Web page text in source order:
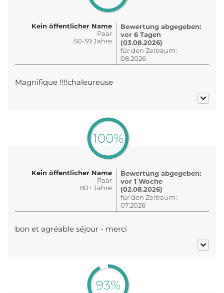
Kein öffentlicher Name
Paar
50-59 Jahre
Bewertung abgegeben:
vor 6 Tagen
(03.08.2026)
für den Zeitraum:
08.2026
Magnifique !!!!chaleureuse
100%
Kein öffentlicher Name
Paar
80+ Jahre
Bewertung abgegeben:
vor 1 Woche
(02.08.2026)
für den Zeitraum:
07.2026
bon et agréable séjour - merci
93%